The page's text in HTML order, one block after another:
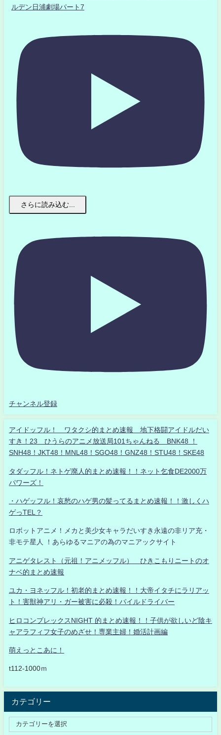
ルデン日浦劇場パート7
さらに読み込む...
チャンネル登録
アイドッフル！ ワタクシ的まとめ速報 地下格闘アイドルだい
すき！23 ひうらのアニメ放送局101ちゃんねる BNK48 ！
SNH48！JKT48！MNL48！SGO48！GNZ48！STU48！SKE48
タダッフル！ネトゲ廃人的まとめ速報！！ネット乞食DE2000万
パワーズ！
・ハゲッフル！哀愁のハゲ男の髪ってるまとめ速報！！激しくハ
ゲっTEL？
ロボットアニメ！メカと美少女キャラだいすき永遠の非リア充・
非モテ星人 ！あらゆるマニアの為のマニアックサイト
アニゲタレスト（元祖！アニメッフル） ひきこもりニートのオ
ナベ的まとめ速報
ユカ・ヨネッフル！初老的まとめ速報！！大帝イタチにラリアッ
ト！害獣神アリ・ガー被害に必殺！パイルドライバー
ヒロコンプレックスNIGHT 的まとめ速報！！子供が欲しいど陰キ
ャアラフィフ女子のめざせ！専業主婦！婚活計画編
萌えっとこあに！
t112-1000ｍ
カテゴリー